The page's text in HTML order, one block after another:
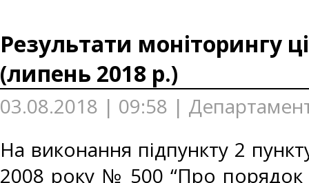
Результати моніторингу
(липень 2018 р.)
03.08.2018 | 09:58 |
На виконання підпункту 2
2008 року № 500 “Про порядок